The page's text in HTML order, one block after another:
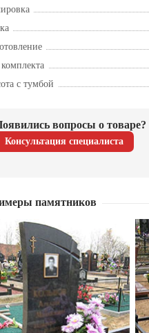
с тумбой
вопросы о товаре?
Консультация специалиста
памятников